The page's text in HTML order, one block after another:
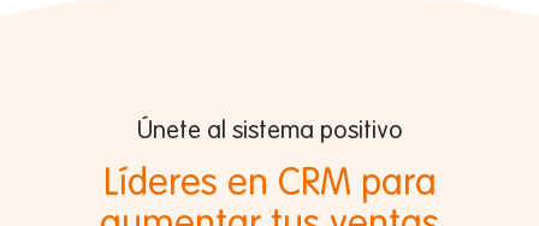
Únete al sistema positivo
Líderes en CRM para